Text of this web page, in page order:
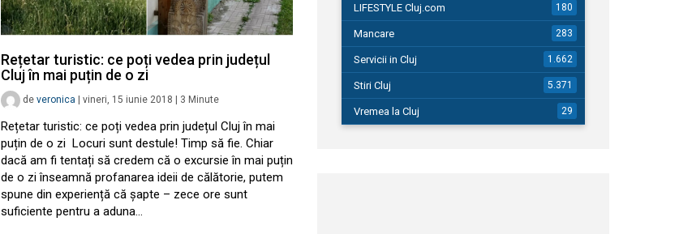
Rețetar turistic: ce poți vedea prin județul
Cluj în mai puțin de o zi
de veronica vineri, 15 iunie 2018 3 Minute
Rețetar turistic: ce poți vedea prin județul Cluj în mai
puțin de o zi Locuri sunt destule! Timp să fie. Chiar
dacă am fi tentați să credem că o excursie în mai puțin
de o zi înseamnă profanarea ideii de călătorie, putem
spune din experiență că șapte – zece ore sunt
suficiente pentru a aduna…
LIFESTYLE Cluj.com 180
Mancare 283
Servicii in Cluj 1.662
Stiri Cluj 5.371
Vremea la Cluj 29